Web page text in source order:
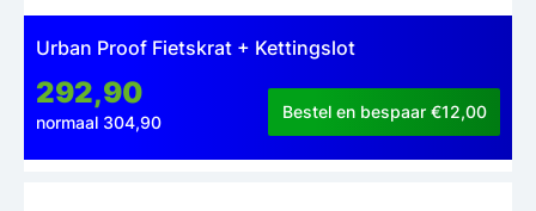
Urban Proof Fietskrat + Kettingslot
292,90
normaal 304,90
Bestel en bespaar €12,00